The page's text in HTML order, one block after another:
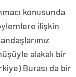
konusunda
ilişkin
alakalı bir
Burası da bir